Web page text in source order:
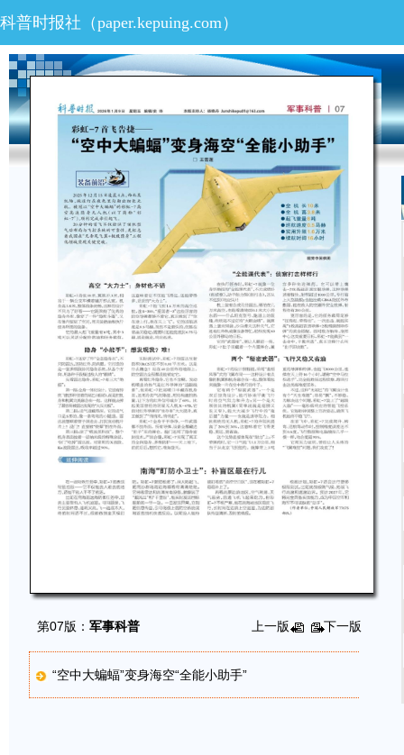
科普时报社（paper.kepuing.com）
第07版：军事科普 上一版 下一版
“空中大蝙蝠”变身海空“全能小助手”